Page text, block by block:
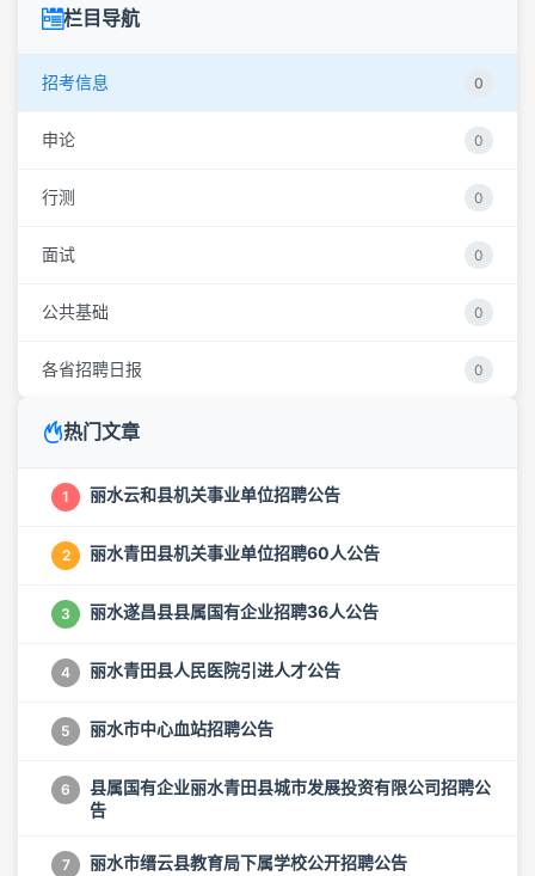
栏目导航
招考信息 0
申论 0
行测 0
面试 0
公共基础 0
各省招聘日报 0
热门文章
1 丽水云和县机关事业单位招聘公告
2 丽水青田县机关事业单位招聘60人公告
3 丽水遂昌县县属国有企业招聘36人公告
4 丽水青田县人民医院引进人才公告
5 丽水市中心血站招聘公告
6
县属国有企业丽水青田县城市发展投资有限公司招聘公
告
7 丽水市缙云县教育局下属学校公开招聘公告